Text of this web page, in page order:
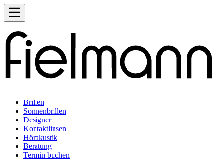
Brillen
Sonnenbrillen
Designer
Kontaktlinsen
Hörakustik
Beratung
Termin buchen